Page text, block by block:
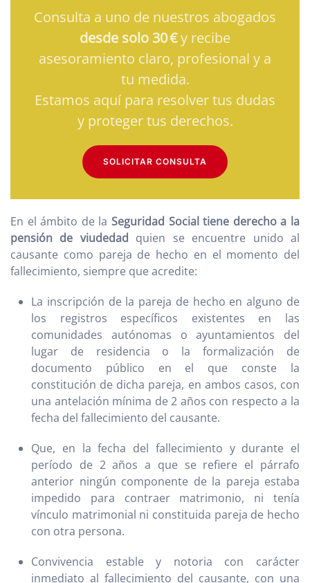
Consulta a uno de nuestros abogados
desde solo 30 €y recibe
asesoramiento claro, profesional y a
tu medida.
Estamos aquí para resolver tus dudas
y proteger tus derechos.
SOLICITAR CONSULTA
En el ámbito de la Seguridad Social tiene derecho a la
pensión de viudedad quien se encuentre unido al
causante como pareja de hecho en el momento del
fallecimiento, siempre que acredite:
La inscripción de la pareja de hecho en alguno de
los registros específicos existentes en las
comunidades autónomas o ayuntamientos del
lugar de residencia o la formalización de
documento público en el que conste la
constitución de dicha pareja, en ambos casos, con
una antelación mínima de 2 años con respecto a la
fecha del fallecimiento del causante.
Que, en la fecha del fallecimiento y durante el
período de 2 años a que se refiere el párrafo
anterior ningún componente de la pareja estaba
impedido para contraer matrimonio, ni tenía
vínculo matrimonial ni constituida pareja de hecho
con otra persona.
Convivencia estable y notoria con carácter
inmediato al fallecimiento del causante, con una